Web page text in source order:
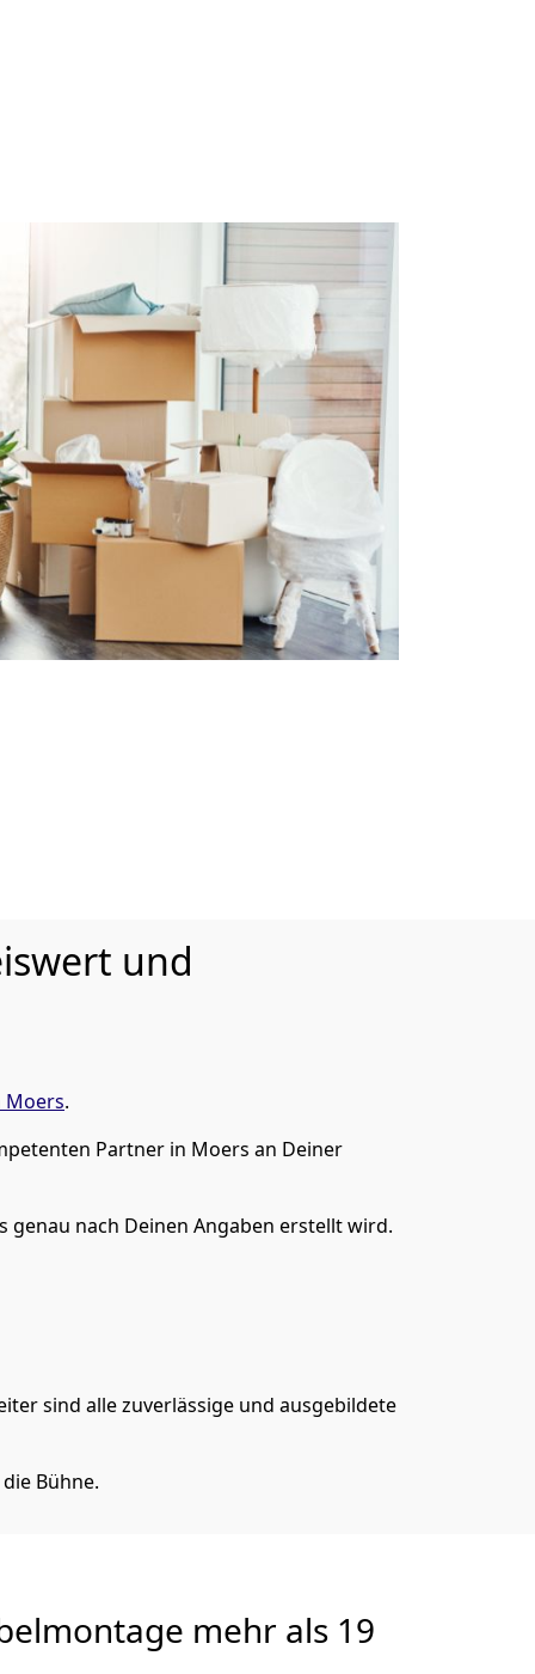
und
Moers.
Partner in Moers an Deiner
nach Deinen Angaben erstellt wird.
sind alle zuverlässige und ausgebildete
Bühne.
mehr als 19